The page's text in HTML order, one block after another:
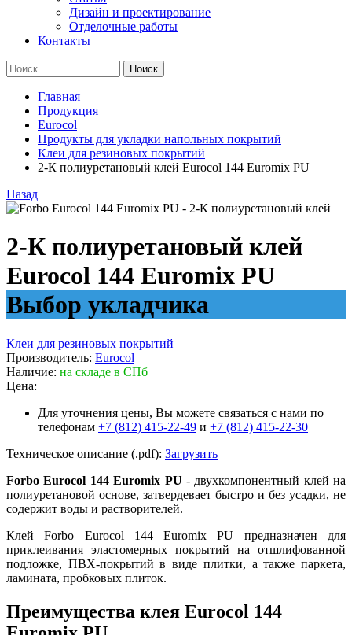
Дизайн и проектирование
Отделочные работы
Контакты
Главная
Продукция
Eurocol
Продукты для укладки напольных покрытий
Клеи для резиновых покрытий
2-К полиуретановый клей Eurocol 144 Euromix PU
Назад
2-К полиуретановый клей
Eurocol 144 Euromix PU
Выбор укладчика
Клеи для резиновых покрытий
Производитель: Eurocol
Наличие: на складе в СПб
Цена:
Для уточнения цены, Вы можете связаться с нами по
телефонам +7 (812) 415-22-49 и +7 (812) 415-22-30
Техническое описание (.pdf): Загрузить
Forbo Eurocol 144 Euromix PU - двухкомпонентный клей на
полиуретановой основе, затвердевает быстро и без усадки, не
содержит воды и растворителей.
Клей Forbo Eurocol 144 Euromix PU предназначен для
приклеивания эластомерных покрытий на отшлифованной
подложке, ПВХ-покрытий в виде плитки, а также паркета,
ламината, пробковых плиток.
Преимущества клея Eurocol 144